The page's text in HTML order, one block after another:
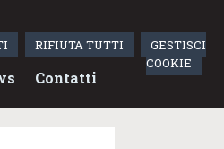
RIFIUTA TUTTI
GESTISCI
COOKIE
Contatti